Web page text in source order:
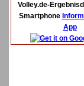
Volley.de-
Smartphone
App